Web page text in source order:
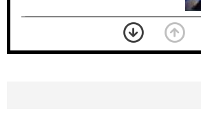
«الجوازات» تكشف طريقة استخراج رقم
الحدود للزائر عبر أبشر